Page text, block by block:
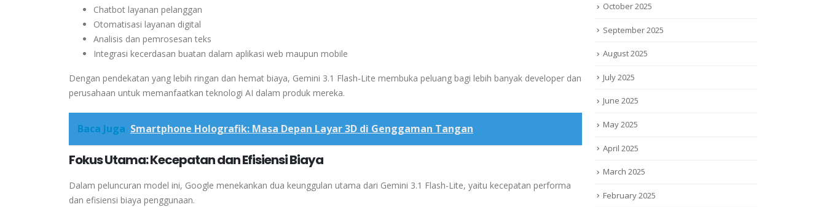
Chatbot layanan pelanggan
Otomatisasi layanan digital
Analisis dan pemrosesan teks
Integrasi kecerdasan buatan dalam aplikasi web maupun mobile
Dengan pendekatan yang lebih ringan dan hemat biaya, Gemini 3.1 Flash-Lite membuka peluang bagi lebih banyak developer dan
perusahaan untuk memanfaatkan teknologi AI dalam produk mereka.
Baca Juga Smartphone Holografik: Masa Depan Layar 3D di Genggaman Tangan
Fokus Utama: Kecepatan dan Efisiensi Biaya
Dalam peluncuran model ini, Google menekankan dua keunggulan utama dari Gemini 3.1 Flash-Lite, yaitu kecepatan performa
dan efisiensi biaya penggunaan.
October 2025
September 2025
August 2025
July 2025
June 2025
May 2025
April 2025
March 2025
February 2025